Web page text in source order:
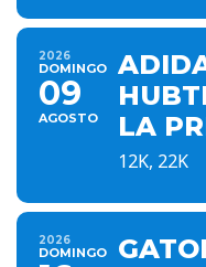
2026
DOMINGO
09
AGOSTO
LA
12K, 22K
2026
DOMINGO